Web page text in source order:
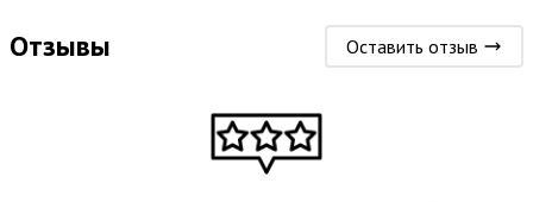
Отзывы Оставить отзыв